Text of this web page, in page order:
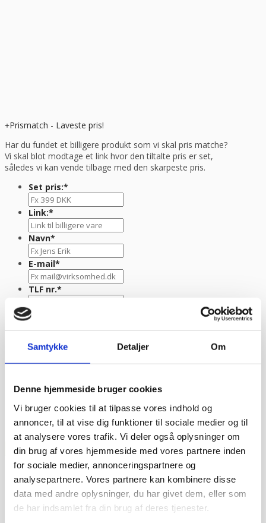
Samtykke Detaljer Om
Denne hjemmeside bruger cookies
Vi bruger cookies til at tilpasse vores indhold og
annoncer, til at vise dig funktioner til sociale medier og til
at analysere vores trafik. Vi deler også oplysninger om
din brug af vores hjemmeside med vores partnere inden
for sociale medier, annonceringspartnere og
analysepartnere. Vores partnere kan kombinere disse
data med andre oplysninger, du har givet dem, eller som
de har indsamlet fra din brug af deres tjenester.
Prismatch - Laveste pris!
Har du fundet et billigere produkt som vi skal pris matche?
Vi skal blot modtage et link hvor den tiltalte pris er set,
således vi kan vende tilbage med den skarpeste pris.
Set pris:*
Link:*
Navn*
E-mail*
TLF nr.*
Evt. kommentar